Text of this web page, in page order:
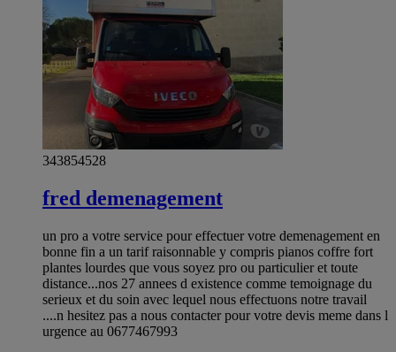
343854528
fred demenagement
un pro a votre service pour effectuer votre demenagement en
bonne fin a un tarif raisonnable y compris pianos coffre fort
plantes lourdes que vous soyez pro ou particulier et toute
distance...nos 27 annees d existence comme temoignage du
serieux et du soin avec lequel nous effectuons notre travail
....n hesitez pas a nous contacter pour votre devis meme dans l
urgence au 0677467993